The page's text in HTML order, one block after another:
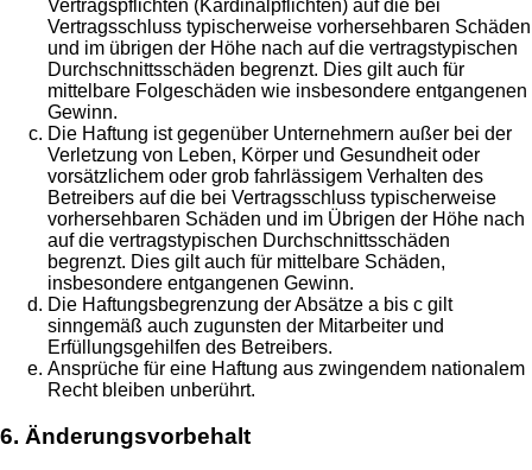
Vertragspflichten (Kardinalpflichten) auf die bei
Vertragsschluss typischerweise vorhersehbaren Schäden
und im übrigen der Höhe nach auf die vertragstypischen
Durchschnittsschäden begrenzt. Dies gilt auch für
mittelbare Folgeschäden wie insbesondere entgangenen
Gewinn.
Die Haftung ist gegenüber Unternehmern außer bei der
Verletzung von Leben, Körper und Gesundheit oder
vorsätzlichem oder grob fahrlässigem Verhalten des
Betreibers auf die bei Vertragsschluss typischerweise
vorhersehbaren Schäden und im Übrigen der Höhe nach
auf die vertragstypischen Durchschnittsschäden
begrenzt. Dies gilt auch für mittelbare Schäden,
insbesondere entgangenen Gewinn.
Die Haftungsbegrenzung der Absätze a bis c gilt
sinngemäß auch zugunsten der Mitarbeiter und
Erfüllungsgehilfen des Betreibers.
Ansprüche für eine Haftung aus zwingendem nationalem
Recht bleiben unberührt.
6. Änderungsvorbehalt